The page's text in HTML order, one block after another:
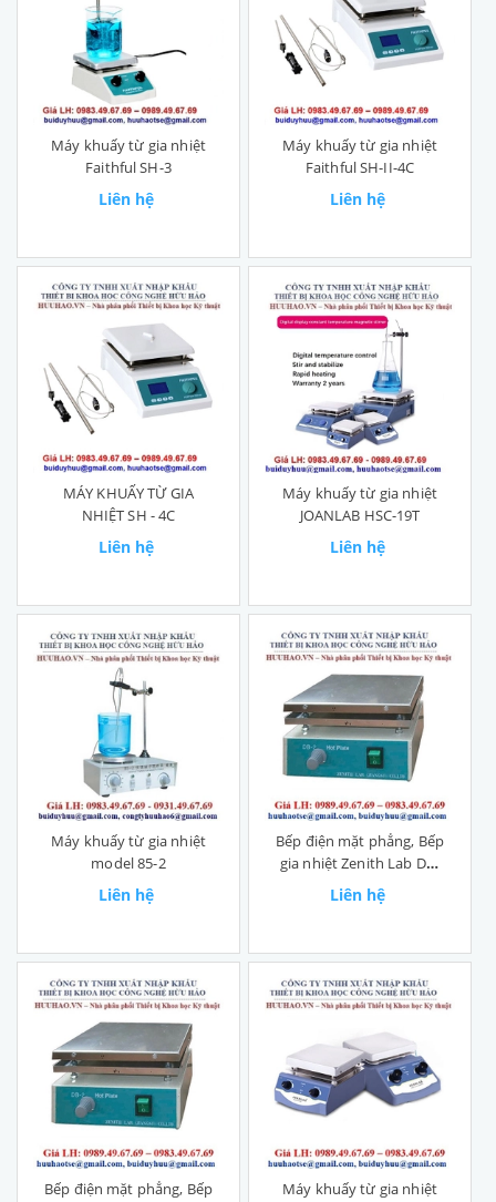
Máy khuấy từ gia nhiệt
Faithful SH-3
Liên hệ
Máy khuấy từ gia nhiệt
Faithful SH-II-4C
Liên hệ
MÁY KHUẤY TỪ GIA
NHIỆT SH - 4C
Liên hệ
Máy khuấy từ gia nhiệt
JOANLAB HSC-19T
Liên hệ
Máy khuấy từ gia nhiệt
model 85-2
Liên hệ
Bếp điện mặt phẳng, Bếp
gia nhiệt Zenith Lab DB-
series
Liên hệ
Bếp điện mặt phẳng, Bếp
Máy khuấy từ gia nhiệt